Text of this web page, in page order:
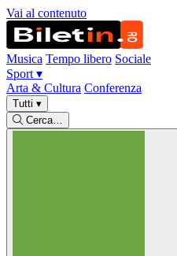
Vai al contenuto
Musica Tempo libero Sociale
Sport ▾
Arta & Cultura Conferenza
Tutti ▾
Cerca…